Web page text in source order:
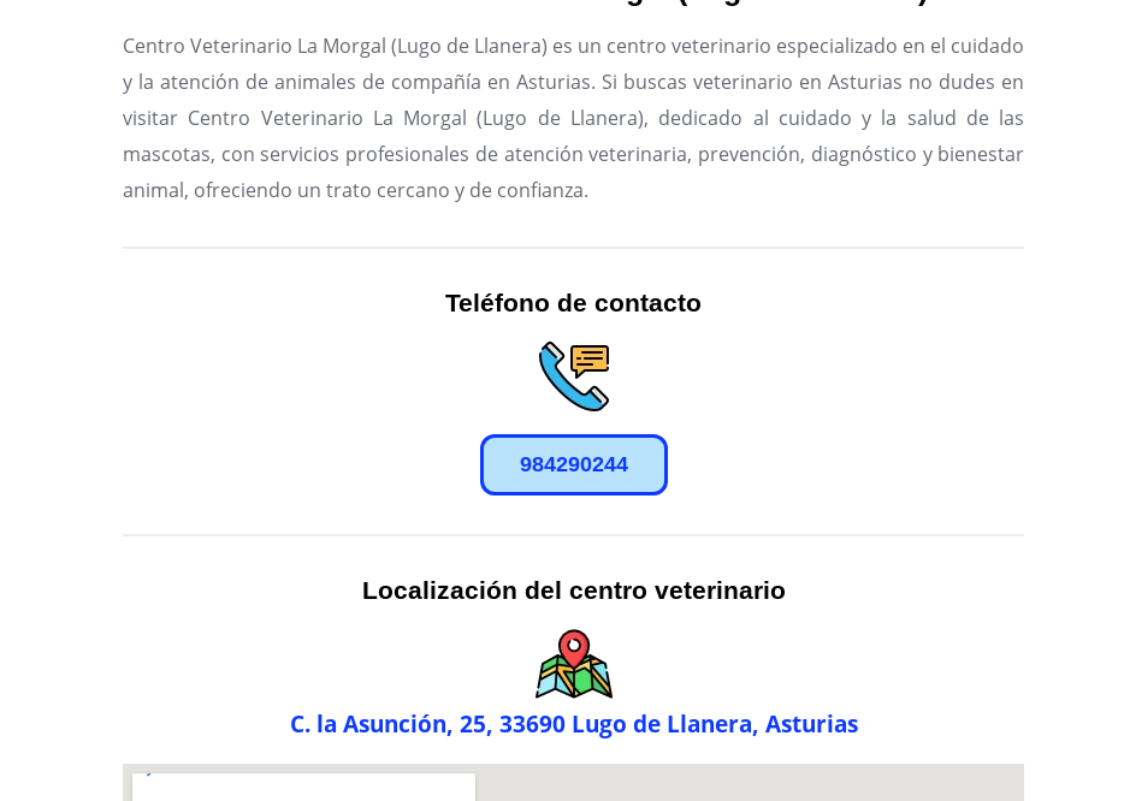
Centro Veterinario La Morgal (Lugo de Llanera) es un centro veterinario especializado en el cuidado
y la atención de animales de compañía en Asturias. Si buscas veterinario en Asturias no dudes en
visitar Centro Veterinario La Morgal (Lugo de Llanera), dedicado al cuidado y la salud de las
mascotas, con servicios profesionales de atención veterinaria, prevención, diagnóstico y bienestar
animal, ofreciendo un trato cercano y de confianza.
Teléfono de contacto
984290244
Localización del centro veterinario
C. la Asunción, 25, 33690 Lugo de Llanera, Asturias